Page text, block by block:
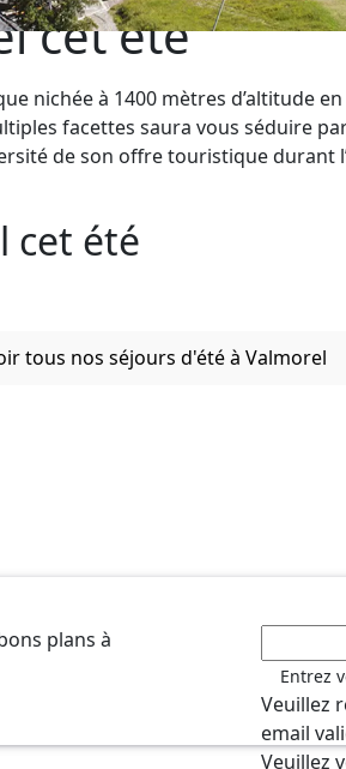
cet été
nichée à 1400 mètres d’altitude
facettes saura vous séduire
de son offre touristique durant
cet été
tous nos séjours d'été à Valmorel
plans à
Entrez
Veuillez
email
Veuillez